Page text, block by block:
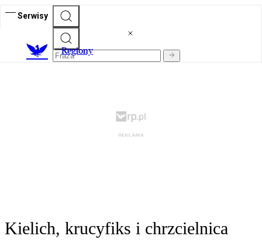
Serwisy
Regiony
Kielich, krucyfiks i chrzcielnica